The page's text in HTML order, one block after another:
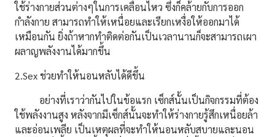
ใช้ร่างกายส่วนต่างๆในการเคลื่อนไหว ซึ่งก็คล้ายกับการออก
กำลังกาย สามารถทำให้เหนื่อยและเรียกเหงื่อให้ออกมาได้
เหมือนกัน ยิ่งถ้าหากทำติดต่อกันเป็นเวลานานก็จะสามารถเผา
ผลาญพลังงานได้มากขึ้น
2.Sex ช่วยทำให้นอนหลับได้ดีขึ้น
อย่างที่เราว่ากันไปในข้อแรก เซ็กส์นั้นเป็นกิจกรรมที่ต้อง
ใช้พลังงานสูง หลังจากมีเซ็กส์นั้นจะทำให้ร่างกายรู้สึกเหนื่อยล้า
และอ่อนเพลีย เป็นเหตุผลที่จะทำให้นอนหลับสบายและนอน